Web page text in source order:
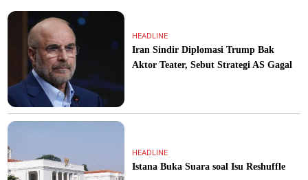
HEADLINE
Iran Sindir Diplomasi Trump Bak
Aktor Teater, Sebut Strategi AS Gagal
HEADLINE
Istana Buka Suara soal Isu Reshuffle